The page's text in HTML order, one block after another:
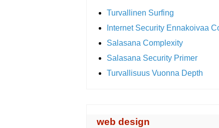
Turvallinen Surfing
Internet Security Ennakoivaa
Salasana Complexity
Salasana Security Primer
Turvallisuus Vuonna Depth
web design